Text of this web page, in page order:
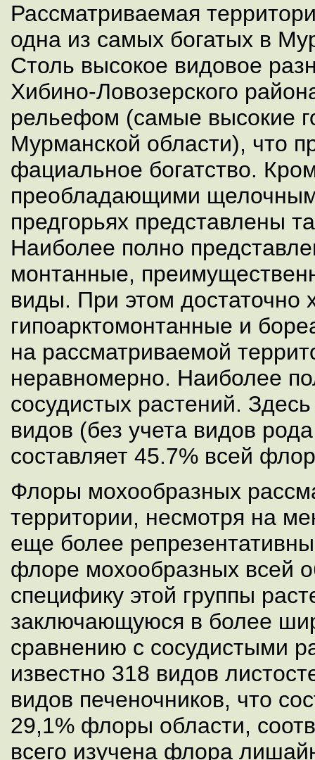
Рассматриваемая
одна из самых богатых в
Столь высокое видовое
Хибино-Ловозерского
рельефом (самые высокие
Мурманской области), что
фациальное богатство.
преобладающими
предгорьях представлены
Наиболее полно
монтанные,
виды. При этом достаточно
гипоарктомонтанные и
на рассматриваемой
неравномерно. Наиболее
сосудистых растений.
видов (без учета видов
составляет 45.7% всей
Флоры мохообразных
территории, несмотря на
еще более
флоре мохообразных всей
специфику этой группы
заключающуюся в более
сравнению с сосудистыми
известно 318 видов
видов печеночников, что
29,1% флоры области,
всего изучена флора